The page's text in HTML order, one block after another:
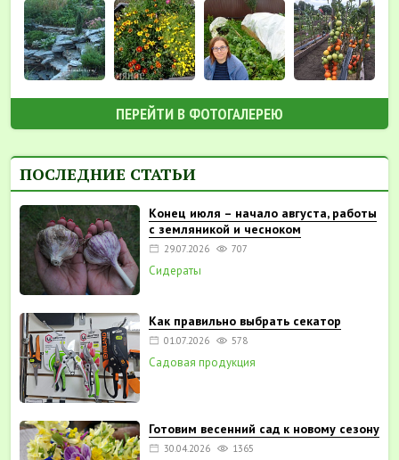
ПЕРЕЙТИ В ФОТОГАЛЕРЕЮ
ПОСЛЕДНИЕ СТАТЬИ
Конец июля – начало августа, работы
с земляникой и чесноком
29.07.2026 707
Сидераты
Как правильно выбрать секатор
01.07.2026 578
Садовая продукция
Готовим весенний сад к новому сезону
30.04.2026 1365